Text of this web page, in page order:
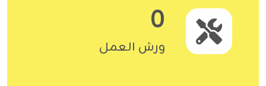
0
ورش العمل